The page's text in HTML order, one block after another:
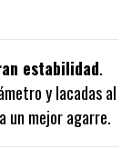
estabilidad.
y lacadas al
un mejor agarre.